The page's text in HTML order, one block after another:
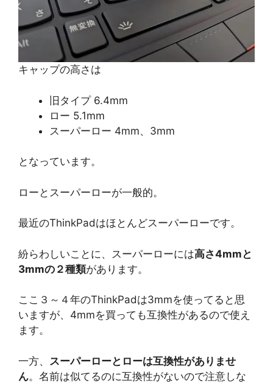
キャップの高さは
旧タイプ 6.4mm
ロー 5.1mm
スーパーロー 4mm、3mm
となっています。
ローとスーパーローが一般的。
最近のThinkPadはほとんどスーパーローです。
紛らわしいことに、スーパーローには高さ4mmと
3mmの２種類があります。
ここ３～４年のThinkPadは3mmを使ってると思
いますが、4mmを買っても互換性があるので使え
ます。
一方、 スーパーローとローは互換性がありませ
ん。名前は似てるのに互換性がないので注意しな